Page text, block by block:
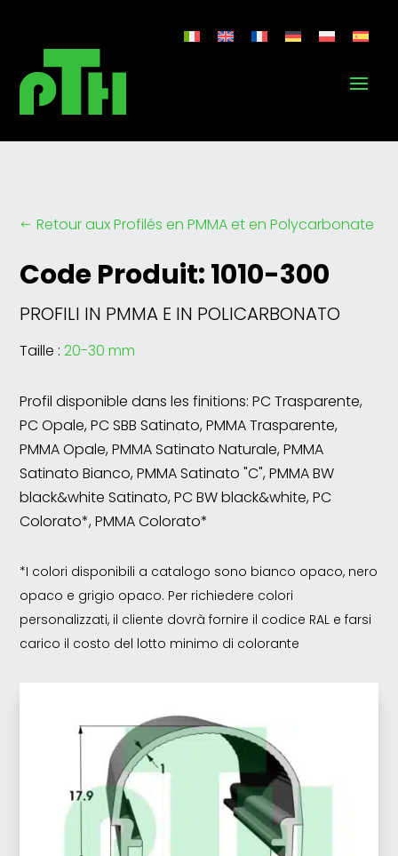
# Retour aux Profilés en PMMA et en Polycarbonate
Code Produit: 1010-300
PROFILI IN PMMA E IN POLICARBONATO
Taille :20-30 mm
Profil disponible dans les finitions: PC Trasparente,
PC Opale, PC SBB Satinato, PMMA Trasparente,
PMMA Opale, PMMA Satinato Naturale, PMMA
Satinato Bianco, PMMA Satinato "C", PMMA BW
black&white Satinato, PC BW black&white, PC
Colorato*, PMMA Colorato*
*I colori disponibili a catalogo sono bianco opaco, nero
opaco e grigio opaco. Per richiedere colori
personalizzati, il cliente dovrà fornire il codice RAL e farsi
carico il costo del lotto minimo di colorante